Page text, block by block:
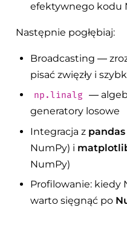
efektywnego kodu
Następnie pogłębiaj:
Broadcasting —
pisać zwięzły i
np.linalg —
generatory losowe
Integracja z pandas
NumPy) i
NumPy)
Profilowanie: kiedy
warto sięgnąć po